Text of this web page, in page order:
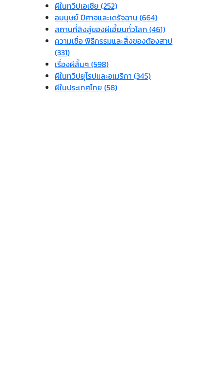
ผีในทวีปเอเชีย (252)
อมนุษย์ ปีศาจและเดรัจฉาน (664)
สถานที่สิงสู่ของผีเฮี้ยนทั่วโลก (461)
ความเชื่อ พิธีกรรมและสิ่งของต้องสาป
(331)
เรื่องผีสั้นๆ (598)
ผีในทวีปยุโรปและอเมริกา (345)
ผีในประเทศไทย (58)